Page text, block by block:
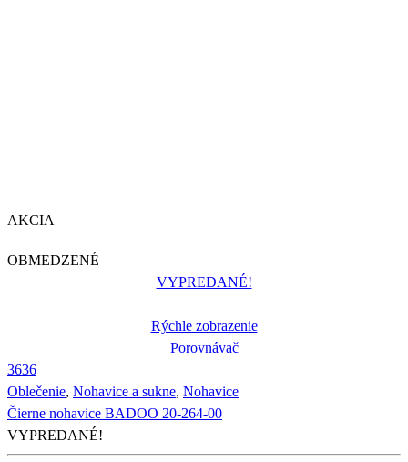
AKCIA
OBMEDZENÉ
VYPREDANÉ!
Rýchle zobrazenie
Porovnávač
3636
Oblečenie, Nohavice a sukne, Nohavice
Čierne nohavice BADOO 20-264-00
VYPREDANÉ!